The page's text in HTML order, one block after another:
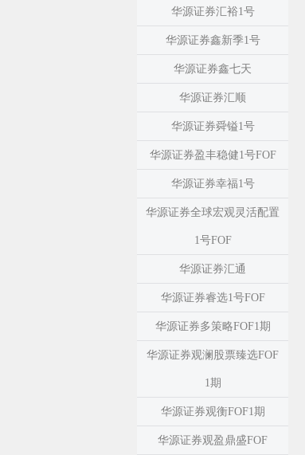
华源证券汇裕1号
华源证券鑫新季1号
华源证券鑫七天
华源证券汇顺
华源证券舜镒1号
华源证券盈丰稳健1号FOF
华源证券幸福1号
华源证券全球宏观灵活配置
1号FOF
华源证券汇通
华源证券睿选1号FOF
华源证券多策略FOF1期
华源证券观澜股票臻选FOF
1期
华源证券观衡FOF1期
华源证券观盈鼎盛FOF